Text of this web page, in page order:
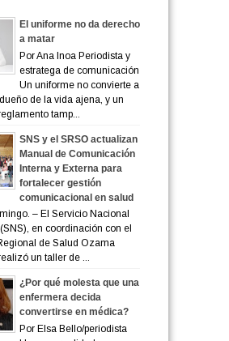
El uniforme no da derecho
a matar
Por Ana Inoa Periodista y
estratega de comunicación
Un uniforme no convierte a
de la vida ajena, y un
tamp...
SNS y el SRSO actualizan
Manual de Comunicación
Interna y Externa para
fortalecer gestión
comunicacional en salud
– El Servicio Nacional
en coordinación con el
de Salud Ozama
un taller de ...
¿Por qué molesta que una
enfermera decida
convertirse en médica?
Por Elsa Bello/periodista